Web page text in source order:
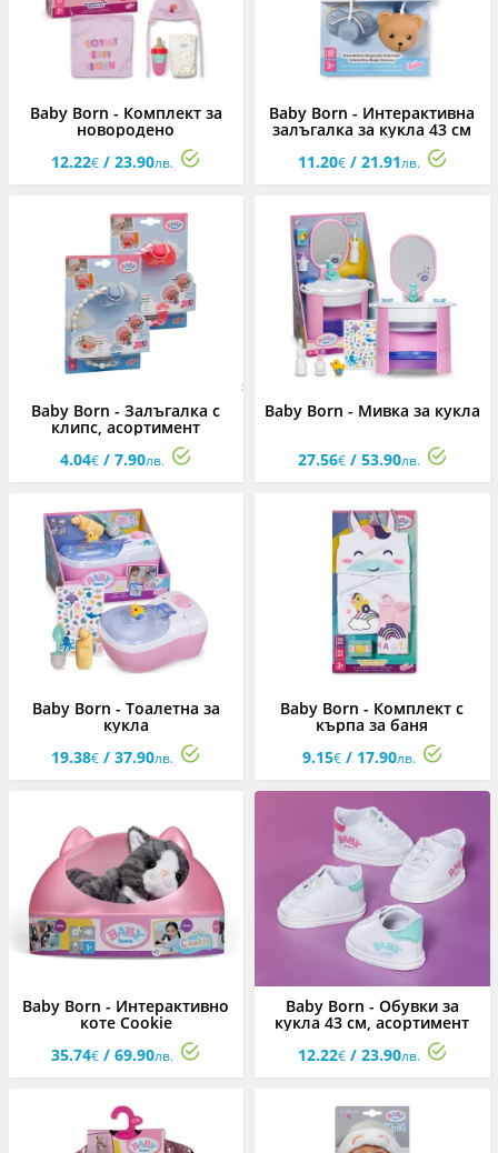
Baby Born - Комплект за
новородено
12.22€ / 23.90лв.
Baby Born - Интерактивна
залъгалка за кукла 43 см
11.20€/ 21.91лв.
Baby Born - Залъгалка с
клипс, асортимент
4.04€ / 7.90лв.
Baby Born - Мивка за кукла
27.56€/ 53.90лв.
Baby Born - Тоалетна за
кукла
19.38€ / 37.90лв.
Baby Born - Комплект с
кърпа за баня
9.15€/ 17.90лв.
Baby Born - Интерактивно
коте Cookie
35.74€ / 69.90лв.
Baby Born - Обувки за
кукла 43 см, асортимент
12.22€/ 23.90лв.